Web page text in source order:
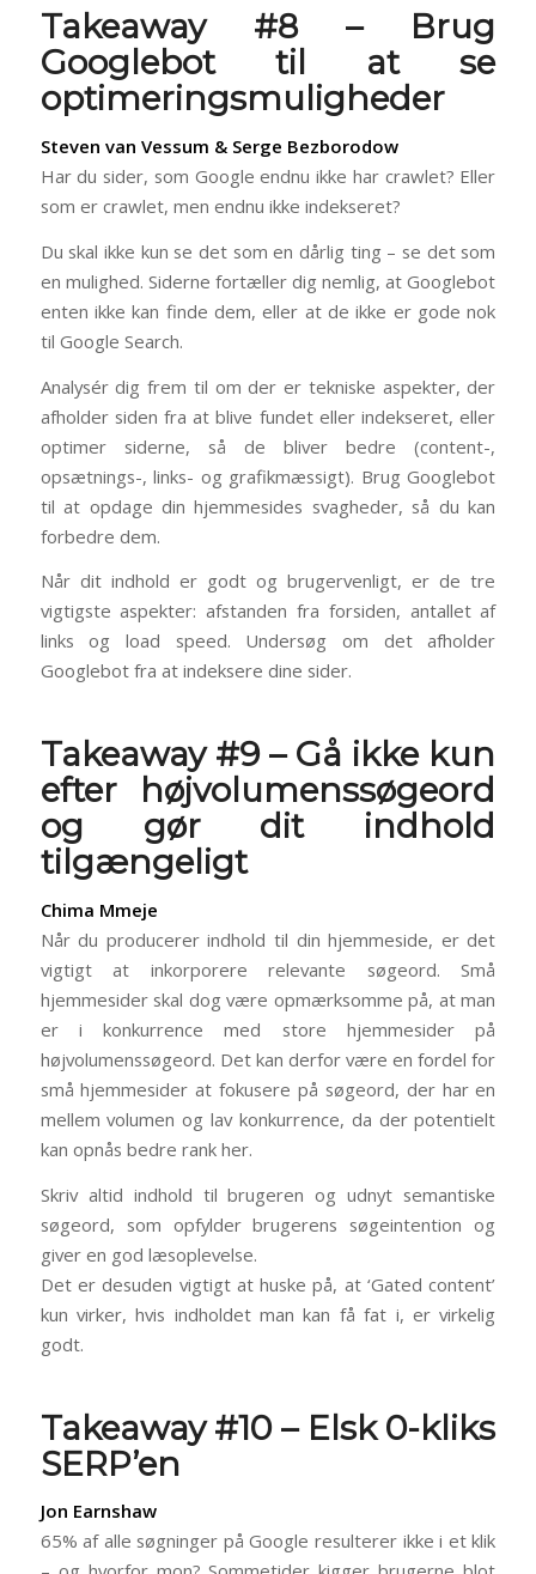
Takeaway #8 – Brug
Googlebot til at se
optimeringsmuligheder
Steven van Vessum & Serge Bezborodow
Har du sider, som Google endnu ikke har crawlet? Eller
som er crawlet, men endnu ikke indekseret?
Du skal ikke kun se det som en dårlig ting – se det som
en mulighed. Siderne fortæller dig nemlig, at Googlebot
enten ikke kan finde dem, eller at de ikke er gode nok
til Google Search.
Analysér dig frem til om der er tekniske aspekter, der
afholder siden fra at blive fundet eller indekseret, eller
optimer siderne, så de bliver bedre (content-,
opsætnings-, links- og grafikmæssigt). Brug Googlebot
til at opdage din hjemmesides svagheder, så du kan
forbedre dem.
Når dit indhold er godt og brugervenligt, er de tre
vigtigste aspekter: afstanden fra forsiden, antallet af
links og load speed. Undersøg om det afholder
Googlebot fra at indeksere dine sider.
Takeaway #9 – Gå ikke kun
efter højvolumenssøgeord
og gør dit indhold
tilgængeligt
Chima Mmeje
Når du producerer indhold til din hjemmeside, er det
vigtigt at inkorporere relevante søgeord. Små
hjemmesider skal dog være opmærksomme på, at man
er i konkurrence med store hjemmesider på
højvolumenssøgeord. Det kan derfor være en fordel for
små hjemmesider at fokusere på søgeord, der har en
mellem volumen og lav konkurrence, da der potentielt
kan opnås bedre rank her.
Skriv altid indhold til brugeren og udnyt semantiske
søgeord, som opfylder brugerens søgeintention og
giver en god læsoplevelse.
Det er desuden vigtigt at huske på, at ‘Gated content’
kun virker, hvis indholdet man kan få fat i, er virkelig
godt.
Takeaway #10 – Elsk 0-kliks
SERP’en
Jon Earnshaw
65% af alle søgninger på Google resulterer ikke i et klik